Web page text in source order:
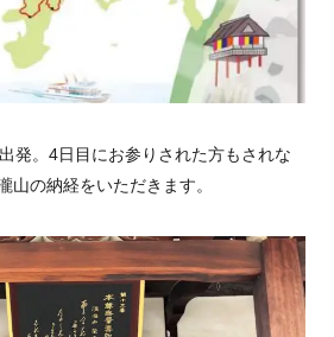
発。4日目にお参りされた方もされな
山の納経をいただきます。